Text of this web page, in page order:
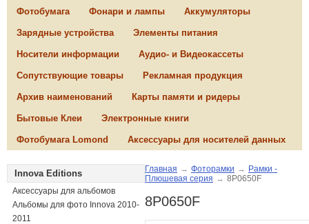
Фотобумага Фонари и лампы Аккумуляторы
Зарядные устройства Элементы питания
Носители информации Аудио- и Видеокассеты
Сопутствующие товары Рекламная продукция
Архив наименований Карты памяти и ридеры
Бытовые Клеи Электронные книги
Фотобумага Lomond Аксессуары для носителей данных
Innova Editions
Аксессуары для альбомов
Альбомы для фото Innova 2010-
2011
Главная → Фоторамки → Рамки -
Плюшевая серия → 8P0650F
8P0650F